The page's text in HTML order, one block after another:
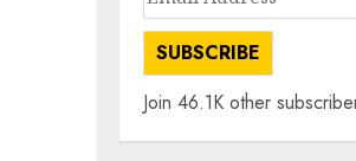
Address
SUBSCRIBE
Join 46.1K other